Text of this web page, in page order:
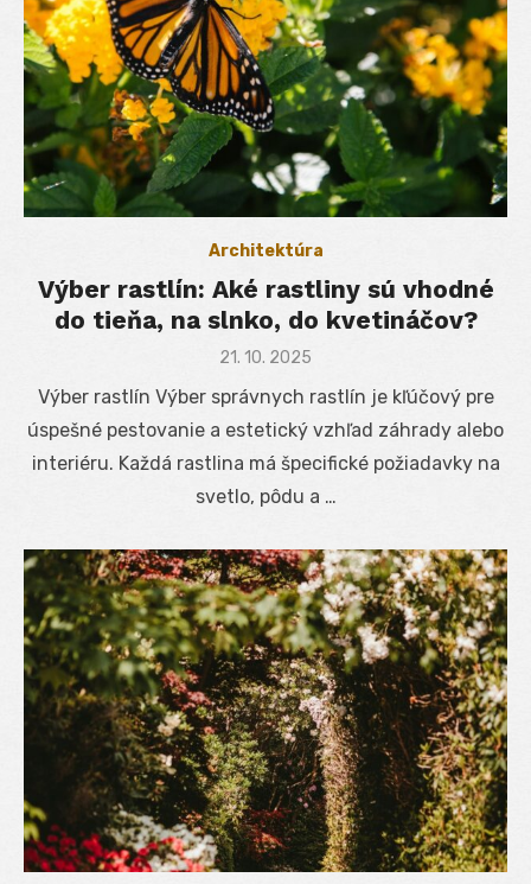
Architektúra
Výber rastlín: Aké rastliny sú vhodné
do tieňa, na slnko, do kvetináčov?
Posted
21. 10. 2025
Výber rastlín Výber správnych rastlín je kľúčový pre
úspešné pestovanie a estetický vzhľad záhrady alebo
interiéru. Každá rastlina má špecifické požiadavky na
svetlo, pôdu a …